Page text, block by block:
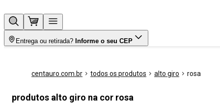
Entrega ou retirada? Informe o seu CEP
centauro.com.br todos os produtos alto giro rosa
produtos alto giro na cor rosa